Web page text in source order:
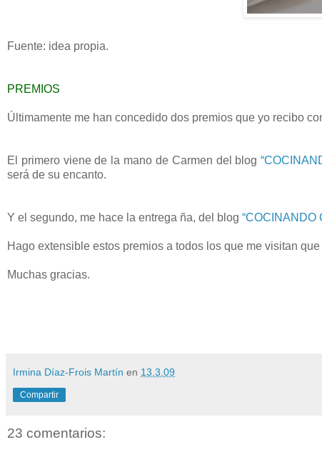
Fuente: idea propia.
PREMIOS
Últimamente me han concedido dos premios que yo recibo
El primero viene de la mano de Carmen del blog
será de su encanto.
Y el segundo, me hace la entrega ña, del blog “COCINANDO
Hago extensible estos premios a todos los que me visitan
Muchas gracias.
Irmina Díaz-Frois Martín en 13.3.09
Compartir
23 comentarios: